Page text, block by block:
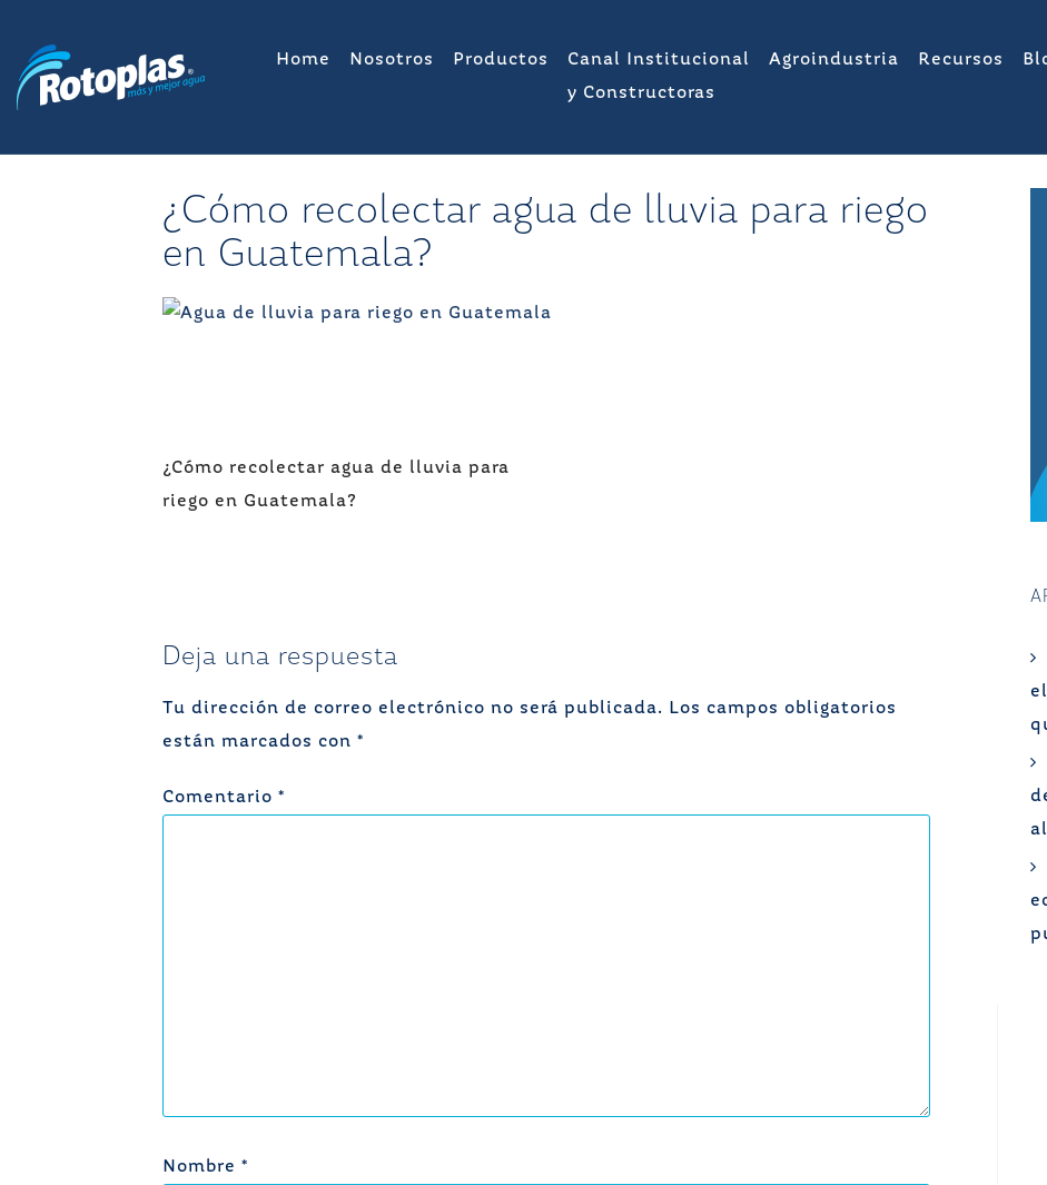
contenido
Home Nosotros Productos
Canal Institucional
y Constructoras
Agroindustria Recursos
¿Cómo recolectar agua de lluvia para riego
en Guatemala?
Navegación
de
¿Cómo recolectar agua de lluvia para
riego en Guatemala?
Deja una respuesta
Tu dirección de correo electrónico no será publicada.
Los campos obligatorios
están marcados con *
Comentario *
Nombre *